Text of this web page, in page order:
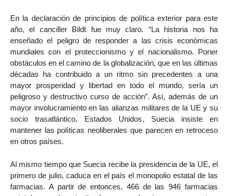
En la declaración de principios de política exterior para este
año, el canciller Bildt fue muy claro. “La historia nos ha
enseñado el peligro de responder a las crisis económicas
mundiales con el proteccionismo y el nacionalismo. Poner
obstáculos en el camino de la globalización, que en las últimas
décadas ha contribuido a un ritmo sin precedentes a una
mayor prosperidad y libertad en todo el mundo, sería un
peligroso y destructivo curso de acción”. Así, además de un
mayor involucramiento en las alianzas militares de la UE y su
socio trasatlántico, Estados Unidos, Suecia insiste en
mantener las políticas neoliberales que parecen en retroceso
en otros países.
Al mismo tiempo que Suecia recibe la presidencia de la UE, el
primero de julio, caduca en el país el monopolio estatal de las
farmacias. A partir de entonces, 466 de las 946 farmacias